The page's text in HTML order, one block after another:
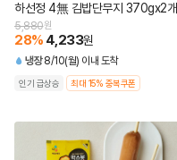
하선정 4無 김밥단무지 370gx2개
5,880원
28% 4,233원
냉장 8/10(월) 이내 도착
인기 급상승 최대 15% 중복쿠폰